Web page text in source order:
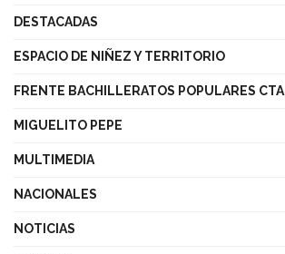
DESTACADAS
ESPACIO DE NIÑEZ Y TERRITORIO
FRENTE BACHILLERATOS POPULARES CTA
MIGUELITO PEPE
MULTIMEDIA
NACIONALES
NOTICIAS